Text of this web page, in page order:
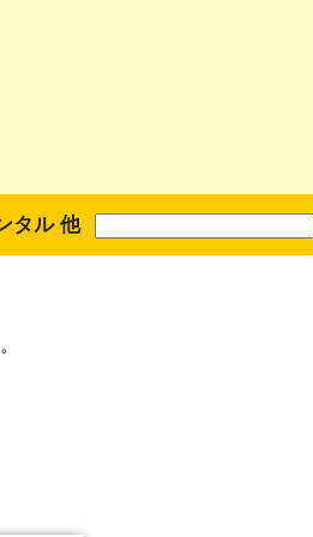
タル 他